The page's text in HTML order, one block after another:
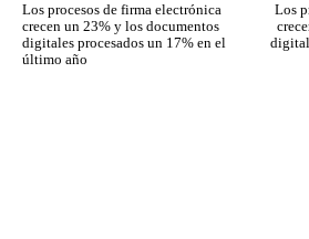
Los procesos de firma electrónica
crecen un 23% y los documentos
digitales procesados un 17% en el
último año
Los